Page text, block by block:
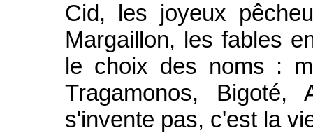
Cid, les joyeux
Margaillon, les fables
le choix des noms :
Tragamonos, Bigoté,
s'invente pas, c'est la